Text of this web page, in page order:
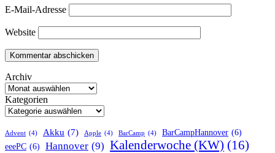
E-Mail-Adresse
Website
Archiv
Kategorien
Advent (4) Akku (7) Apple (4) BarCamp (4) BarCampHannover (6)
eeePC (6) Hannover (9) Kalenderwoche (KW) (16)